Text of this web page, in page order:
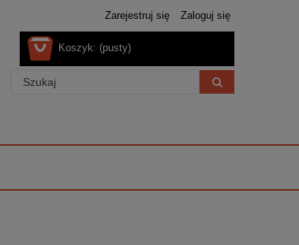
Zarejestruj się Zaloguj się
Koszyk: (pusty)